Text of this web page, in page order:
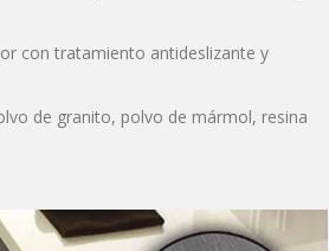
con tratamiento antideslizante y
de granito, polvo de mármol, resina